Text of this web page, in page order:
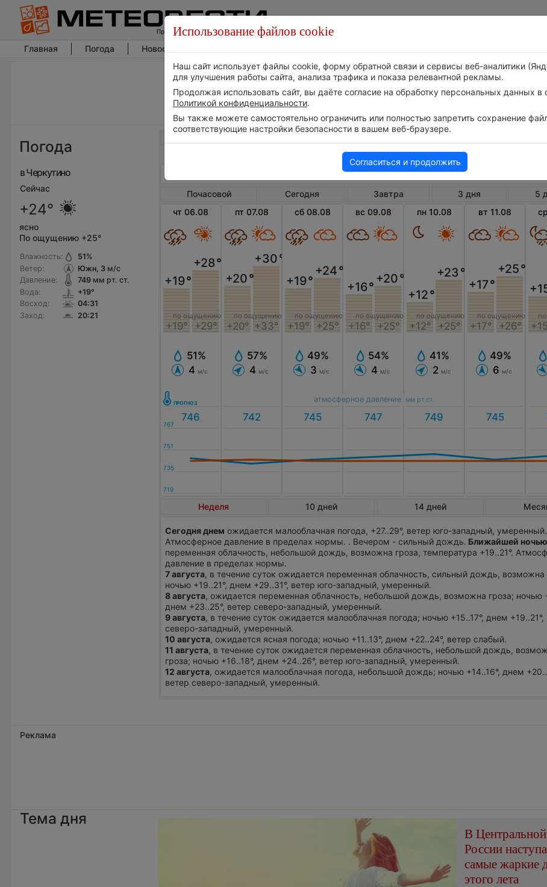
Главная Погода Новости погоды
Погода
в Черкутино
Сейчас
+24°
ясно
По ощущению +25°
Влажность:
Ветер:
Давление:
Вода:
Восход:
Заход:
51%
Южн, 3м/с
749мм рт. ст.
+19°
04:31
20:21
Погода в Черкутино на неделю
Почасовой Сегодня Завтра 3 дня
5
чт 06.08
+19°
+19°
+28°
+29°
по ощущению
51%
4 м/с
пт 07.08
+20°
+20°
+30°
+33°
по ощущению
57%
4 м/с
сб 08.08
+19°
+19°
+24°
+25°
по ощущению
49%
3 м/с
вс 09.08
+16°
+16°
+20°
+25°
по ощущению
54%
4 м/с
пн 10.08
+12°
+12°
+23°
+25°
по ощущению
41%
2 м/с
вт 11.08
+17°
+17°
+25°
+26°
по ощущению
49%
6 м/с
атмосферное давление мм рт.ст.
Неделя 10 дней 14 дней
Сегодня днем ожидается малооблачная погода, +27..29°, ветер юго-западный, умеренный.
Атмосферное давление в пределах нормы. . Вечером - сильный дождь. Ближайшей ночью
переменная облачность, небольшой дождь, возможна гроза, температура +19..21°.
давление в пределах нормы.
7 августа, в течение суток ожидается переменная облачность, сильный дождь, возможна
ночью +19..21°, днем +29..31°, ветер юго-западный, умеренный.
8 августа, ожидается переменная облачность, небольшой дождь, возможна гроза; ночью
днем +23..25°, ветер северо-западный, умеренный.
9 августа, в течение суток ожидается малооблачная погода; ночью +15..17°, днем +19..21°,
северо-западный, умеренный.
10 августа, ожидается ясная погода; ночью +11..13°, днем +22..24°, ветер слабый.
11 августа, в течение суток ожидается переменная облачность, небольшой дождь,
гроза; ночью +16..18°, днем +24..26°, ветер юго-западный, умеренный.
12 августа, ожидается малооблачная погода, небольшой дождь; ночью +14..16°, днем
ветер северо-западный, умеренный.
Реклама
Тема дня
В Центральной
России
самые жаркие
этого лета
Использование файлов cookie
Наш сайт использует файлы cookie, форму обратной связи и сервисы веб-аналитики
для улучшения работы сайта, анализа трафика и показа релевантной рекламы.
Продолжая использовать сайт, вы даёте согласие на обработку персональных данных в
Политикой конфиденциальности.
Вы также можете самостоятельно ограничить или полностью запретить сохранение
соответствующие настройки безопасности в вашем веб-браузере.
Согласиться и продолжить